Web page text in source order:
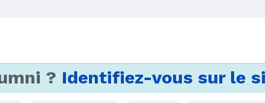
? Identifiez-vous sur le